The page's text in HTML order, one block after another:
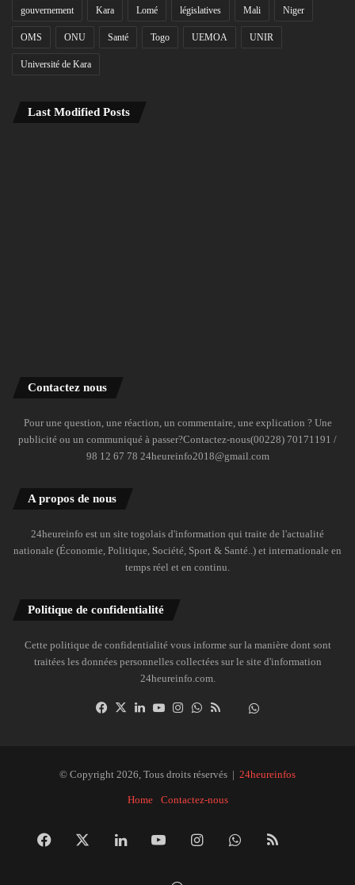
gouvernement Kara Lomé législatives Mali Niger
OMS ONU Santé Togo UEMOA UNIR
Université de Kara
Last Modified Posts
Contactez nous
Pour une question, une réaction, un commentaire, une explication ? Une
publicité ou un communiqué à passer?Contactez-nous(00228) 70171191 /
98 12 67 78 24heureinfo2018@gmail.com
A propos de nous
24heureinfo est un site togolais d'information qui traite de l'actualité
nationale (Économie, Politique, Société, Sport & Santé..) et internationale en
temps réel et en continu.
Politique de confidentialité
Cette politique de confidentialité vous informe sur la manière dont sont
traitées les données personnelles collectées sur le site d'information
24heureinfo.com.
Facebook
X LinkedinYouTubeInstagramWhatsAppDailymotion
© Copyright 2026, Tous droits réservés | 24heureinfos
Home Contactez-nous
Facebook LinkedinYouTubeInstagramWhatsApp
RSS